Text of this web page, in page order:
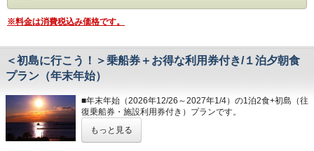
◆その他の税
入湯税150円、宿泊税200円が大人の名お客様はかかりま
＊体験型の浜焼きやピザ焼き、カニもお楽しみいただけま
（写真はイメージとなります。）
・夕食 17:30～21:00（最終入場 20:00）
・朝食 7:00～ 9:30（最終入場 9:00）
◆大浴場
良質な熱海温泉を是非ご堪能くださいませ。
源泉かけ流しの露天風呂は、湯船に浸かれば至福のひと時に
お部屋から見る景色は「感動」間違いなし。
朝焼けやサンビーチの夜景が一望できます。
＊３歳未満のお子様がいらっしゃる場合は、備考欄へご記入
ください。
スにお客様自
身でお布団を敷いて頂いております。
◆お食事
※料金は消費税込み価格です。
＜初島に行こう！＞乗船券＋お得な利用券付き/１泊夕朝食
プラン（年末年始）
■年末年始（2026年12/26～2027年1/4）の1泊2食+初島（往
復乗船券・施設利用券付き）プランです。
熱海港から30分！
南国の花が咲く「初島」にクルーズ船でプチ船旅のできるプ
もっと見る